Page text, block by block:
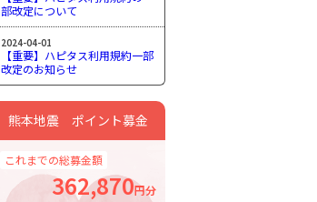
部改定について
2024-04-01
【重要】ハピタス利用規約一部
改定のお知らせ
熊本地震 ポイント募金
これまでの総募金額
362,870円分